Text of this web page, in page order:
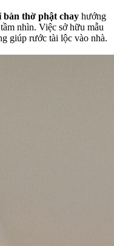
bàn thờ phật chay hướng
nhìn. Việc sở hữu mẫu
giúp rước tài lộc vào nhà.